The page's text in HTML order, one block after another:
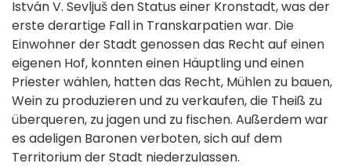
István V. Sevljuš den Status einer Kronstadt, was der
erste derartige Fall in Transkarpatien war. Die
Einwohner der Stadt genossen das Recht auf einen
eigenen Hof, konnten einen Häuptling und einen
Priester wählen, hatten das Recht, Mühlen zu bauen,
Wein zu produzieren und zu verkaufen, die Theiß zu
überqueren, zu jagen und zu fischen. Außerdem war
es adeligen Baronen verboten, sich auf dem
Territorium der Stadt niederzulassen.